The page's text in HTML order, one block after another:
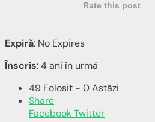
Rate this post
Expiră: No Expires
Înscris: 4 ani în urmă
49 Folosit - 0 Astăzi
Share
FacebookTwitter